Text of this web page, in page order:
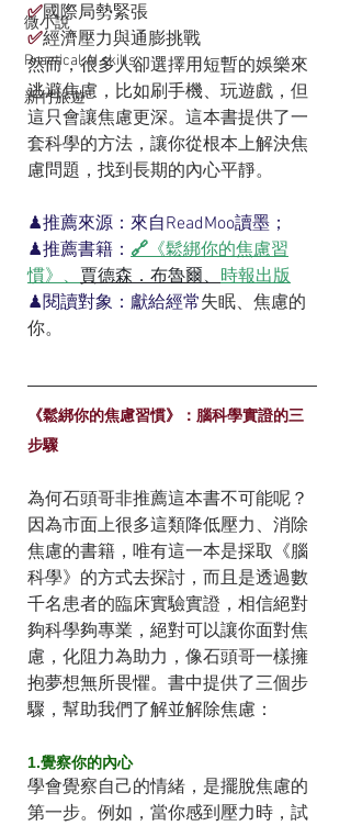
微小說
Practical AI skills
新竹旅遊
✅國際局勢緊張
✅經濟壓力與通膨挑戰
然而，很多人卻選擇用短暫的娛樂來
逃避焦慮，比如刷手機、玩遊戲，但
這只會讓焦慮更深。這本書提供了一
套科學的方法，讓你從根本上解決焦
慮問題，找到長期的內心平靜。
♟推薦來源：來自ReadMoo讀墨；
♟推薦書籍： 🔗 《鬆綁你的焦慮習
慣》、 賈德森．布魯爾、 時報出版
♟閱讀對象：獻給經常失眠、焦慮的
你。
《鬆綁你的焦慮習慣》：腦科學實證的三
步驟
為何石頭哥非推薦這本書不可能呢？
因為市面上很多這類降低壓力、消除
焦慮的書籍，唯有這一本是採取《腦
科學》的方式去探討，而且是透過數
千名患者的臨床實驗實證，相信絕對
夠科學夠專業，絕對可以讓你面對焦
慮，化阻力為助力，像石頭哥一樣擁
抱夢想無所畏懼。書中提供了三個步
驟，幫助我們了解並解除焦慮：
1.覺察你的內心
學會覺察自己的情緒，是擺脫焦慮的
第一步。例如，當你感到壓力時，試